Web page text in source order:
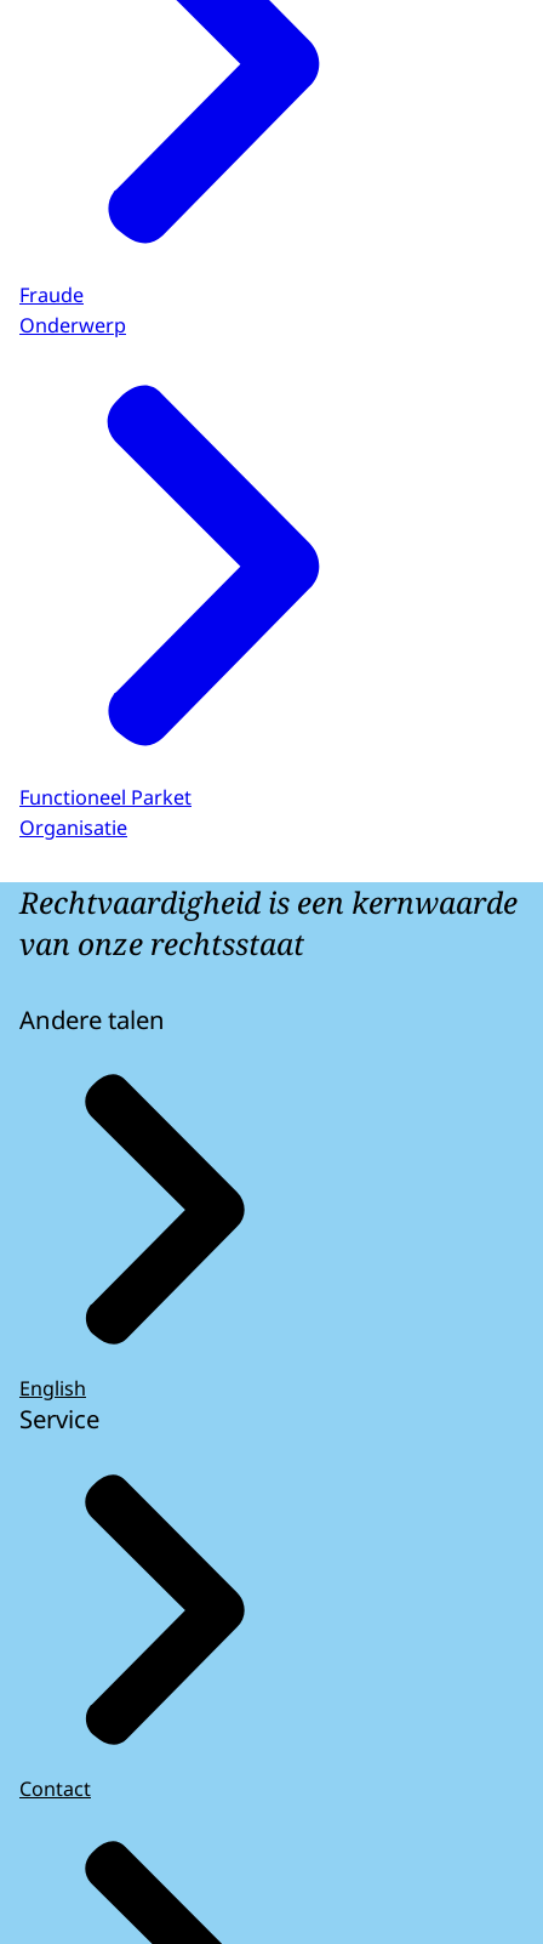
Fraude
Onderwerp
Functioneel Parket
Organisatie
Rechtvaardigheid is een kernwaarde
van onze rechtsstaat
Andere talen
English
Service
Contact